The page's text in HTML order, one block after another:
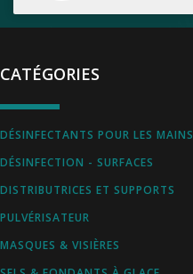
CATÉGORIES
DÉSINFECTANTS POUR LES MAINS
DÉSINFECTION - SURFACES
DISTRIBUTRICES ET SUPPORTS
PULVÉRISATEUR
MASQUES & VISIÈRES